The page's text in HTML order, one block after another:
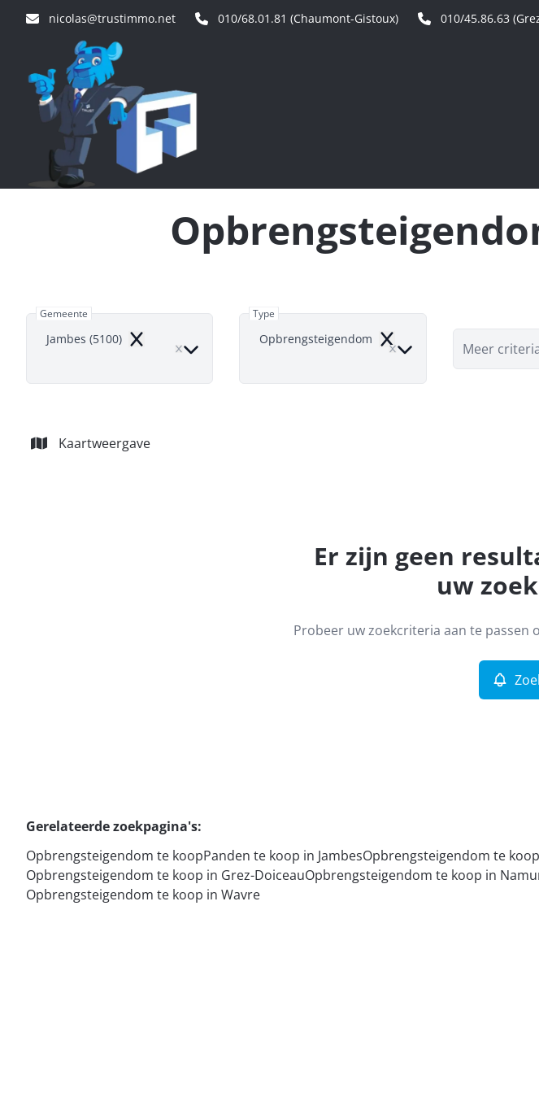
nicolas@trustimmo.net 010/68.01.81 (Chaumont-Gistoux) 010/45.86.63
Gemeente
Jambes (5100) Remove
Type
Opbrengsteigendom Remove Meer
Kaartweergave
Er zijn geen
uw
Probeer uw zoekcriteria aan te passen
Gerelateerde zoekpagina's:
Opbrengsteigendom te koopPanden te koop in JambesOpbrengsteigendom te
Opbrengsteigendom te koop in Grez-DoiceauOpbrengsteigendom te koop in
Opbrengsteigendom te koop in Wavre